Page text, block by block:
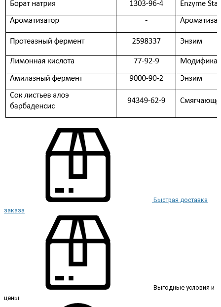
Быстрая доставка
заказа
Выгодные условия и
цены